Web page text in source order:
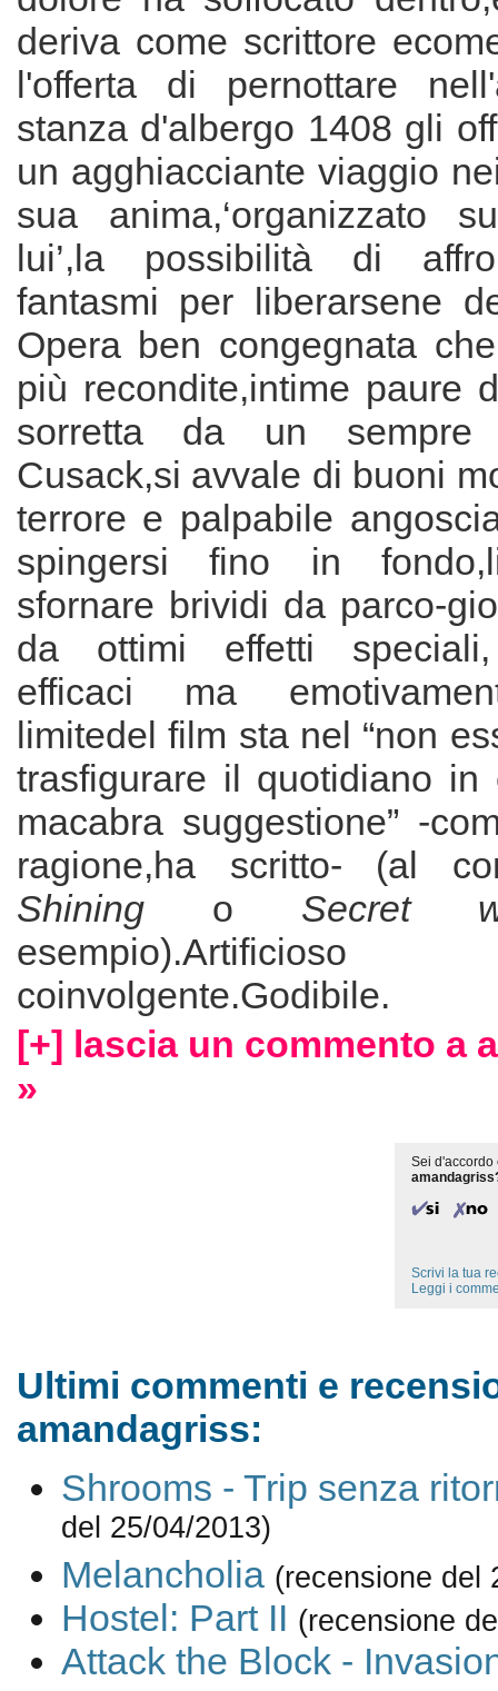
deriva come scrittore
l'offerta di pernottare
stanza d'albergo 1408 gli
un agghiacciante viaggio
sua anima,‘organizzato
lui’,la possibilità di
fantasmi per liberarsene
Opera ben congegnata
più recondite,intime paure
sorretta da un sempre
Cusack,si avvale di buoni
terrore e palpabile
spingersi fino in
sfornare brividi da parco-
da ottimi effetti speciali,
efficaci ma
limitedel film sta nel “non
trasfigurare il quotidiano in
macabra suggestione” -
ragione,ha scritto- (al
Shiningo Secret
coinvolgente.Godibile.
[+] lascia un commento a
»
Sei d'accordo
Scrivi la tua
Leggi i
Ultimi commenti e
amandagriss:
Shrooms - Trip senza
del 25/04/2013)
Melancholia (recensione del
Hostel: Part II (recensione
Attack the Block -